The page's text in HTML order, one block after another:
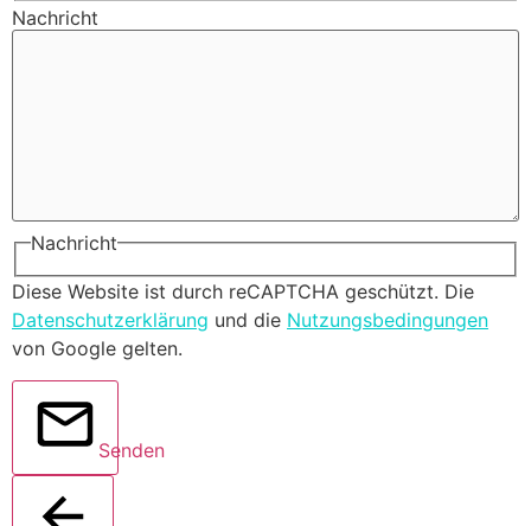
Nachricht
Nachricht
Diese Website ist durch reCAPTCHA geschützt. Die
Datenschutzerklärung und die Nutzungsbedingungen
von Google gelten.
Senden